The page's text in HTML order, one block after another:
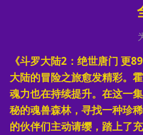
《斗罗大陆2：绝世唐门 更
大陆的冒险之旅愈发精彩。
魂力也在持续提升。在这一
秘的魂兽森林，寻找一种珍
的伙伴们主动请缨，踏上了